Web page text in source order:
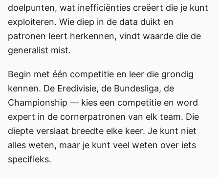
doelpunten, wat inefficiënties creëert die je kunt
exploiteren. Wie diep in de data duikt en
patronen leert herkennen, vindt waarde die de
generalist mist.
Begin met één competitie en leer die grondig
kennen. De Eredivisie, de Bundesliga, de
Championship — kies een competitie en word
expert in de cornerpatronen van elk team. Die
diepte verslaat breedte elke keer. Je kunt niet
alles weten, maar je kunt veel weten over iets
specifieks.